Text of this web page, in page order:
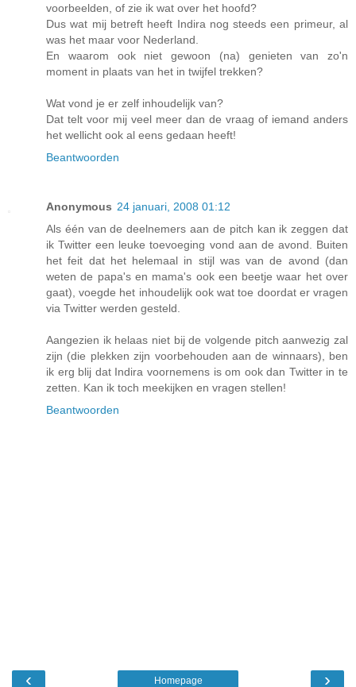
voorbeelden, of zie ik wat over het hoofd?
Dus wat mij betreft heeft Indira nog steeds een primeur, al
was het maar voor Nederland.
En waarom ook niet gewoon (na) genieten van zo'n
moment in plaats van het in twijfel trekken?
Wat vond je er zelf inhoudelijk van?
Dat telt voor mij veel meer dan de vraag of iemand anders
het wellicht ook al eens gedaan heeft!
Beantwoorden
Anonymous 24 januari, 2008 01:12
Als één van de deelnemers aan de pitch kan ik zeggen dat
ik Twitter een leuke toevoeging vond aan de avond. Buiten
het feit dat het helemaal in stijl was van de avond (dan
weten de papa's en mama's ook een beetje waar het over
gaat), voegde het inhoudelijk ook wat toe doordat er vragen
via Twitter werden gesteld.
Aangezien ik helaas niet bij de volgende pitch aanwezig zal
zijn (die plekken zijn voorbehouden aan de winnaars), ben
ik erg blij dat Indira voornemens is om ook dan Twitter in te
zetten. Kan ik toch meekijken en vragen stellen!
Beantwoorden
‹ ›
Homepage